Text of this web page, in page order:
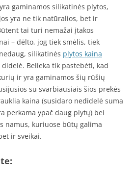
gaminamos silikatinės plytos,
yra ne tik natūralios, bet ir
tai turi nemažai įtakos
– dėlto, jog tiek smėlis, tiek
silikatinės plytos kaina
Belieka tik pastebėti, kad
ir yra gaminamos šių rūšių
su svarbiausiais šios prekės
kaina (susidaro nedidelė suma
perkama ypač daug plytų) bei
namus, kuriuose būtų galima
ir sveikai.